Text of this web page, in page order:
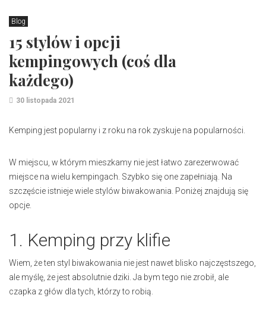
Blog
15 stylów i opcji
kempingowych (coś dla
każdego)
30 listopada 2021
Kemping jest popularny i z roku na rok zyskuje na popularności.
W miejscu, w którym mieszkamy nie jest łatwo zarezerwować
miejsce na wielu kempingach. Szybko się one zapełniają. Na
szczęście istnieje wiele stylów biwakowania. Poniżej znajdują się
opcje.
1. Kemping przy klifie
Wiem, że ten styl biwakowania nie jest nawet blisko najczęstszego,
ale myślę, że jest absolutnie dziki. Ja bym tego nie zrobił, ale
czapka z głów dla tych, którzy to robią.